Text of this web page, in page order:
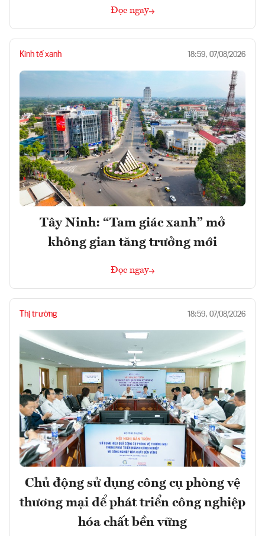
Đọc ngay
Kinh tế xanh 18:59, 07/08/2026
Tây Ninh: “Tam giác xanh” mở
không gian tăng trưởng mới
Đọc ngay
Thị trường 18:59, 07/08/2026
Chủ động sử dụng công cụ phòng vệ
thương mại để phát triển công nghiệp
hóa chất bền vững